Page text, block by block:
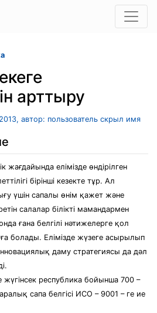
арттыру
автор: пользователь скрыл имя
жағдайында елімізде өндірілген
бірінші кезекте тұр. Ал
үшін сапалы өнім қажет және
салалар білікті мамандармен
ғана белгілі нәтижелерге қол
болады. Елімізде жүзеге асырылып
даму стратегиясы да дәл
жүгінсек республика бойынша 700 –
сапа белгісі ИСО – 9001 – ге ие